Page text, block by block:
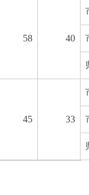
58 40
45 33